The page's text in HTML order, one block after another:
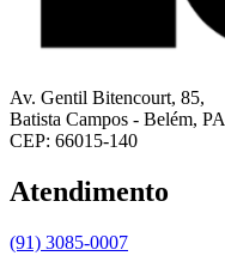
Av. Gentil Bitencourt, 85,
Batista Campos - Belém, PA
CEP: 66015-140
Atendimento
(91) 3085-0007